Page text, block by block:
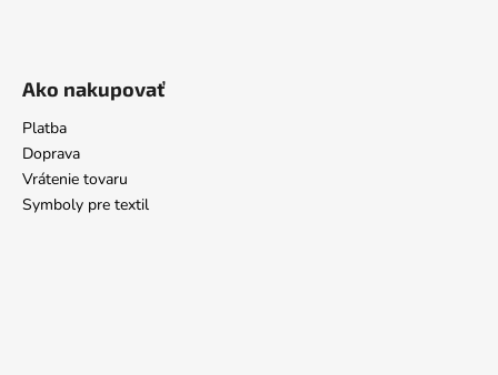
Ako nakupovať
Platba
Doprava
Vrátenie tovaru
Symboly pre textil